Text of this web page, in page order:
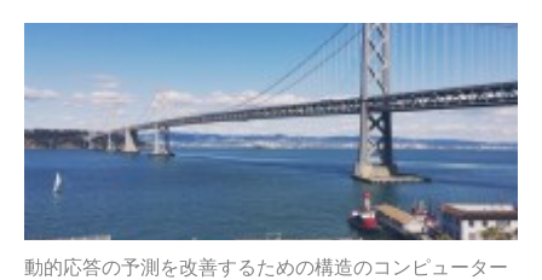
動的応答の予測を改善するための構造のコンピューター